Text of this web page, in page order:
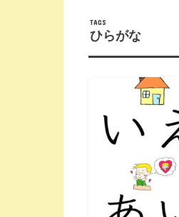
ひらがな